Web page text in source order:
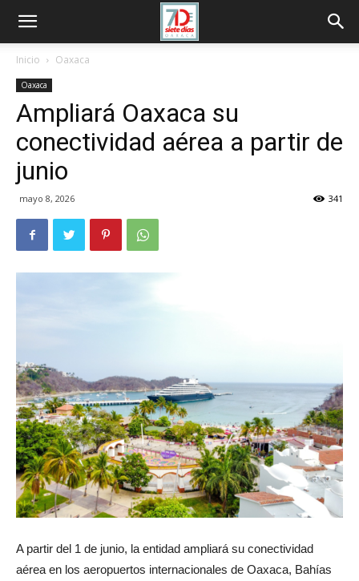
Inicio Oaxaca
Oaxaca
Ampliará Oaxaca su
conectividad aérea a partir de
junio
mayo 8, 2026 341
A partir del 1 de junio, la entidad ampliará su conectividad
aérea en los aeropuertos internacionales de Oaxaca, Bahías